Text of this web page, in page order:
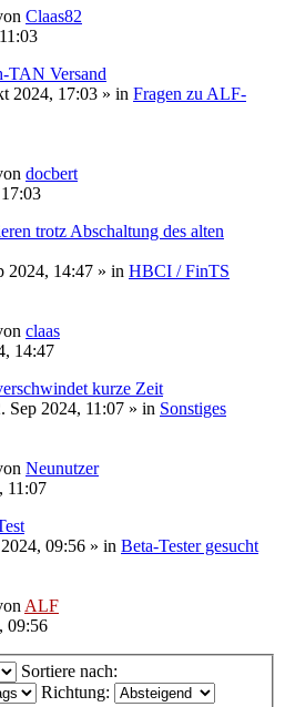
Claas82
TAN Versand
2024, 17:03 » in Fragen zu ALF-
docbert
trotz Abschaltung des alten
2024, 14:47 » in HBCI / FinTS
claas
14:47
kurze Zeit
Sep 2024, 11:07 » in Sonstiges
Neunutzer
11:07
09:56 » in Beta-Tester gesucht
ALF
09:56
Sortiere nach:
Richtung: